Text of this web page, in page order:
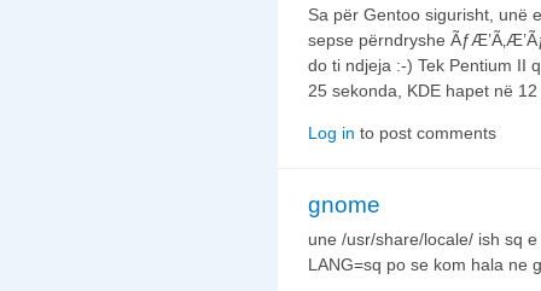
Sa për Gentoo sigurisht, unë
sepse përndryshe
do ti ndjeja :-) Tek Pentium II
25 sekonda, KDE hapet në
Log in to post comments
gnome
une /usr/share/locale/ ish sq
LANG=sq po se kom hala ne